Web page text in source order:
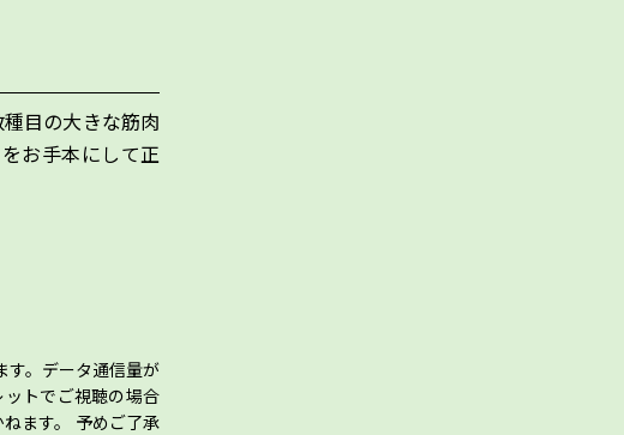
目の大きな筋肉
お手本にして正
す。データ通信量が
トでご視聴の場合
ます。 予めご了承